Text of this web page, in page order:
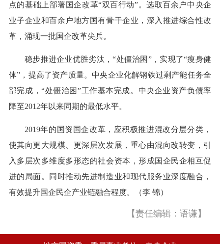
点的基础上部署国企改革“双百行动”。选取百余户中央企
业子企业和百余户地方国有骨干企业，深入推进综合性改
革，涌现一批国企改革尖兵。
稳步推进企业优胜劣汰，“处僵治困”，实现了“瘦身健
体”，提高了资产质量。中央企业化解钢铁过剩产能任务全
部完成，“处僵治困”工作基本完成。中央企业资产负债率
降至2012年以来同期的最低水平。
2019年的国资国企改革，应积极推进混改分层分类，
使其向更大规模、更深层次发展，重心由混向改转变，引
入多层次多维度多形态的社会资本，形成国企民企相互促
进的局面。同时推动先进制造业和现代服务业深度融合，
有效提升国企民企产业链融合程度。（李 锦）
【责任编辑：语谦】